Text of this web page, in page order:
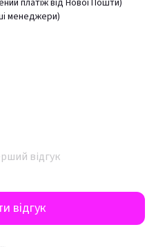
менеджери)
відгук
відгук